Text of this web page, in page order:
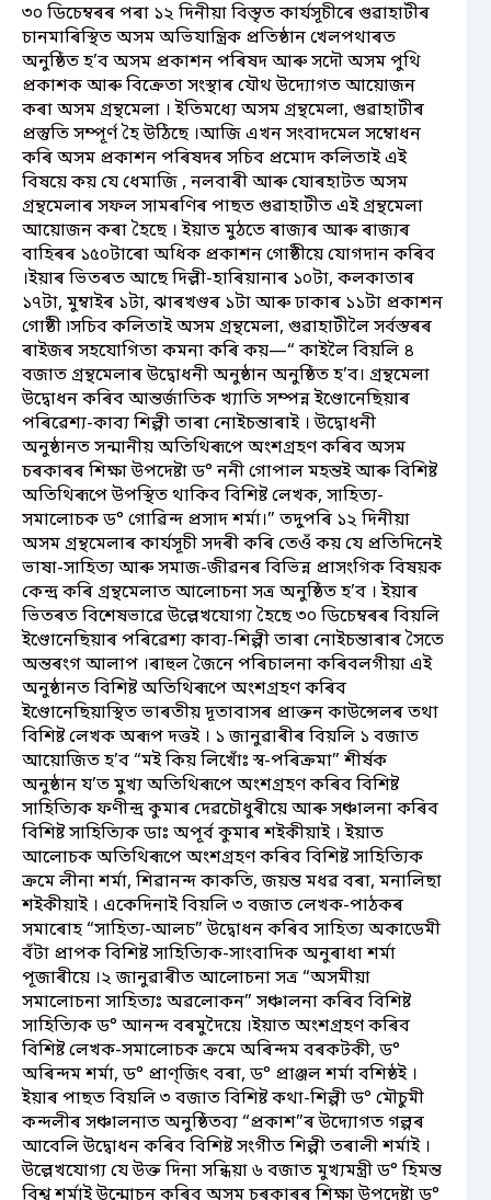
৩০ ডিচেম্বৰৰ পৰা ১২ দিনীয়া বিস্তৃত কাৰ্যসূচীৰে গুৱাহাটীৰ
চানমাৰিস্থিত অসম অভিযান্ত্ৰিক প্ৰতিষ্ঠান খেলপথাৰত
অনুষ্ঠিত হ’ব অসম প্ৰকাশন পৰিষদ আৰু সদৌ অসম পুথি
প্ৰকাশক আৰু বিক্ৰেতা সংস্থাৰ যৌথ উদ্যোগত আয়োজন
কৰা অসম গ্ৰন্থমেলা । ইতিমধ্যে অসম গ্ৰন্থমেলা, গুৱাহাটীৰ
প্ৰস্তুতি সম্পূৰ্ণ হৈ উঠিছে ।আজি এখন সংবাদমেল সম্বোধন
কৰি অসম প্ৰকাশন পৰিষদৰ সচিব প্ৰমোদ কলিতাই এই
বিষয়ে কয় যে ধেমাজি , নলবাৰী আৰু যোৰহাটত অসম
গ্ৰন্থমেলাৰ সফল সামৰণিৰ পাছত গুৱাহাটীত এই গ্ৰন্থমেলা
আয়োজন কৰা হৈছে । ইয়াত মুঠতে ৰাজ্যৰ আৰু ৰাজ্যৰ
বাহিৰৰ ১৫০টাৰো অধিক প্ৰকাশন গোষ্ঠীয়ে যোগদান কৰিব
।ইয়াৰ ভিতৰত আছে দিল্লী-হাৰিয়ানাৰ ১০টা, কলকাতাৰ
১৭টা, মুম্বাইৰ ১টা, ঝাৰখণ্ডৰ ১টা আৰু ঢাকাৰ ১১টা প্ৰকাশন
গোষ্ঠী ৷সচিব কলিতাই অসম গ্ৰন্থমেলা, গুৱাহাটীলৈ সৰ্বস্তৰৰ
ৰাইজৰ সহযোগিতা কমনা কৰি কয়—“ কাইলৈ বিয়লি ৪
বজাত গ্ৰন্থমেলাৰ উদ্বোধনী অনুষ্ঠান অনুষ্ঠিত হ’ব। গ্ৰন্থমেলা
উদ্বোধন কৰিব আন্তৰ্জাতিক খ্যাতি সম্পন্ন ইণ্ডোনেছিয়াৰ
পৰিৱেশ্য-কাব্য শিল্পী তাৰা নোইচন্তাৰাই । উদ্বোধনী
অনুষ্ঠানত সন্মানীয় অতিথিৰূপে অংশগ্ৰহণ কৰিব অসম
চৰকাৰৰ শিক্ষা উপদেষ্টা ড° ননী গোপাল মহন্তই আৰু বিশিষ্ট
অতিথিৰূপে উপস্থিত থাকিব বিশিষ্ট লেখক, সাহিত্য-
সমালোচক ড° গোৱিন্দ প্ৰসাদ শৰ্মা।” তদুপৰি ১২ দিনীয়া
অসম গ্ৰন্থমেলাৰ কাৰ্যসূচী সদৰী কৰি তেওঁ কয় যে প্ৰতিদিনেই
ভাষা-সাহিত্য আৰু সমাজ-জীৱনৰ বিভিন্ন প্ৰাসংগিক বিষয়ক
কেন্দ্ৰ কৰি গ্ৰন্থমেলাত আলোচনা সত্ৰ অনুষ্ঠিত হ’ব । ইয়াৰ
ভিতৰত বিশেষভাৱে উল্লেখযোগ্য হৈছে ৩০ ডিচেম্বৰৰ বিয়লি
ইণ্ডোনেছিয়াৰ পৰিৱেশ্য কাব্য-শিল্পী তাৰা নোইচন্তাৰাৰ সৈতে
অন্তৰংগ আলাপ ।ৰাহুল জৈনে পৰিচালনা কৰিবলগীয়া এই
অনুষ্ঠানত বিশিষ্ট অতিথিৰূপে অংশগ্ৰহণ কৰিব
ইণ্ডোনেছিয়াস্থিত ভাৰতীয় দূতাবাসৰ প্ৰাক্তন কাউন্সেলৰ তথা
বিশিষ্ট লেখক অৰূপ দত্তই । ১ জানুৱাৰীৰ বিয়লি ১ বজাত
আয়োজিত হ’ব “মই কিয় লিখোঁঃ স্ব-পৰিক্ৰমা” শীৰ্ষক
অনুষ্ঠান য’ত মুখ্য অতিথিৰূপে অংশগ্ৰহণ কৰিব বিশিষ্ট
সাহিত্যিক ফণীন্দ্ৰ কুমাৰ দেৱচৌধুৰীয়ে আৰু সঞ্চালনা কৰিব
বিশিষ্ট সাহিত্যিক ডাঃ অপূৰ্ব কুমাৰ শইকীয়াই । ইয়াত
আলোচক অতিথিৰূপে অংশগ্ৰহণ কৰিব বিশিষ্ট সাহিত্যিক
ক্ৰমে লীনা শৰ্মা, শিৱানন্দ কাকতি, জয়ন্ত মধৱ বৰা, মনালিছা
শইকীয়াই । একেদিনাই বিয়লি ৩ বজাত লেখক-পাঠকৰ
সমাৰোহ “সাহিত্য-আলচ” উদ্বোধন কৰিব সাহিত্য অকাডেমী
বঁটা প্ৰাপক বিশিষ্ট সাহিত্যিক-সাংবাদিক অনুৰাধা শৰ্মা
পূজাৰীয়ে ।২ জানুৱাৰীত আলোচনা সত্ৰ “অসমীয়া
সমালোচনা সাহিত্যঃ অৱলোকন” সঞ্চালনা কৰিব বিশিষ্ট
সাহিত্যিক ড° আনন্দ বৰমুদৈয়ে ।ইয়াত অংশগ্ৰহণ কৰিব
বিশিষ্ট লেখক-সমালোচক ক্ৰমে অৰিন্দম বৰকটকী, ড°
অৰিন্দম শৰ্মা, ড° প্ৰাণ্‌জিৎ বৰা, ড° প্ৰাঞ্জল শৰ্মা বশিষ্ঠই ।
ইয়াৰ পাছত বিয়লি ৩ বজাত বিশিষ্ট কথা-শিল্পী ড° মৌচুমী
কন্দলীৰ সঞ্চালনাত অনুষ্ঠিতব্য “প্ৰকাশ”ৰ উদ্যোগত গল্পৰ
আবেলি উদ্বোধন কৰিব বিশিষ্ট সংগীত শিল্পী তৰালী শৰ্মাই ।
উল্লেখযোগ্য যে উক্ত দিনা সন্ধিয়া ৬ বজাত মুখ্যমন্ত্ৰী ড° হিমন্ত